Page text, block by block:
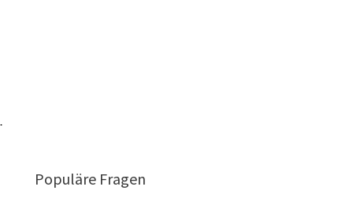
Populäre Fragen